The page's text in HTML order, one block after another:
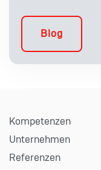
Blog
Kompetenzen
Unternehmen
Referenzen